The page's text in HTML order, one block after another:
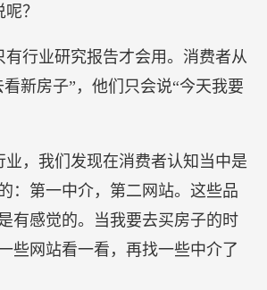
？
有行业研究报告才会用。消费者从
新房子”，他们只会说“今天我要
业，我们发现在消费者认知当中是
：第一中介，第二网站。这些品
有感觉的。当我要去买房子的时
些网站看一看，再找一些中介了